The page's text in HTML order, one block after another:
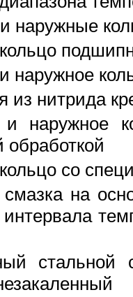
наружные
наружное
из нитрида
и наружное
обработкой
со
на
стальной